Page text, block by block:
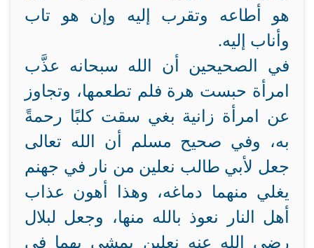
هو أطاعه وتقرب إليه وإن هو تاب
وأناب إليه.
في الصحيحين أن الله سبحانه عذَّب
امرأة حبست هرة فلم تطعمها، وتجاوز
عن امرأة زانية بغي سقت كلبًا رحمةً
به، وفي صحيح مسلم أن الله تعالى
جعل لأبي طالب نعلين من نار في جهنم
يغلي منهما دماغه، وهذا أهون عذاب
أهل النار نعوذ بالله منها، وجعل لبلال
رضي الله عنه نعلين يمشي بهما في